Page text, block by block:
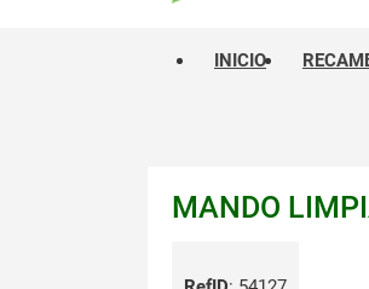
INICIO
MANDO